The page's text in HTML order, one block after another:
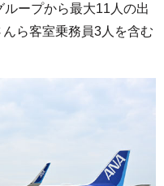
ープから最大11人の出
ら客室乗務員3人を含む